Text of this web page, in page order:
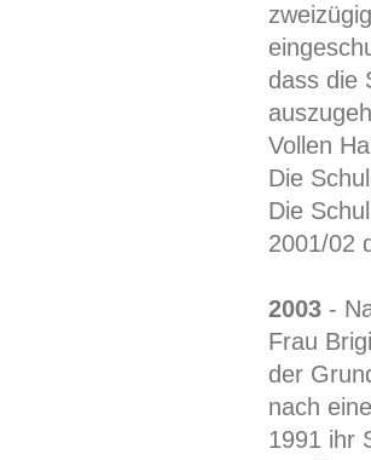
dass die
Vollen
Die
Die
2001/02
2003 -
Frau
der
nach
1991 ihr